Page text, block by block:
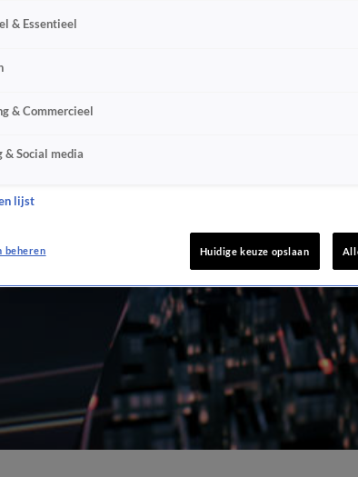
& Essentieel
& Commercieel
& Social media
lijst
beheren Huidige keuze opslaan